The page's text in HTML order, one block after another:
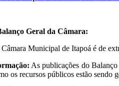
Geral da Câmara:
Municipal de Itapoá é de
As publicações do Balanço
os recursos públicos estão sendo